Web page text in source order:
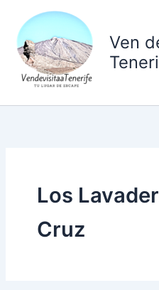
contenido
Ven
Los
Cruz